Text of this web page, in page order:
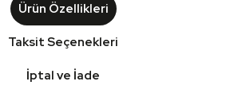
Ürün Özellikleri
Taksit Seçenekleri
İptal ve İade